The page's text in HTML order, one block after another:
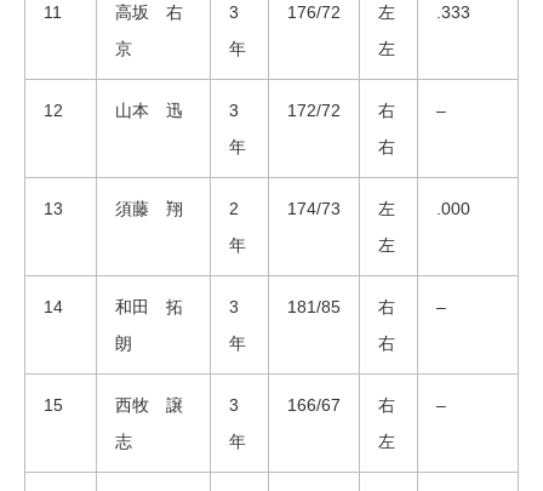
11
高坂 右
京
3
年
176/72
左
左
.333
12 山本 迅
3
年
172/72
右
右
–
13 須藤 翔
2
年
174/73
左
左
.000
14
和田 拓
朗
3
年
181/85
右
右
–
15
西牧 譲
志
3
年
166/67
右
左
–